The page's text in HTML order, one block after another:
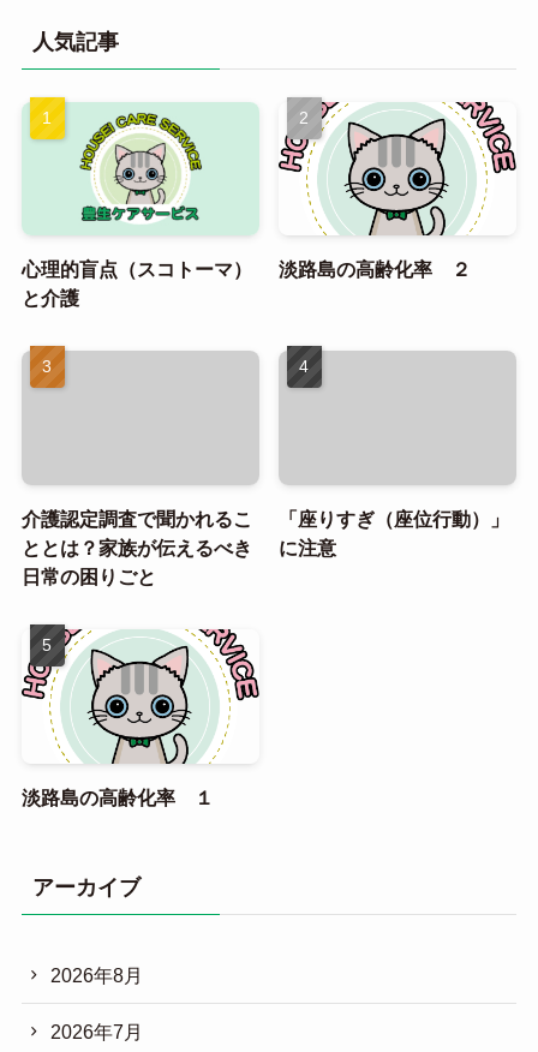
人気記事
心理的盲点（スコトーマ）
と介護
淡路島の高齢化率 ２
介護認定調査で聞かれるこ
ととは？家族が伝えるべき
日常の困りごと
「座りすぎ（座位行動）」
に注意
淡路島の高齢化率 １
アーカイブ
2026年8月
2026年7月